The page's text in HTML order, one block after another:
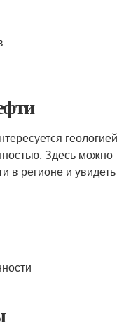
геологией
Здесь можно
в регионе и увидеть